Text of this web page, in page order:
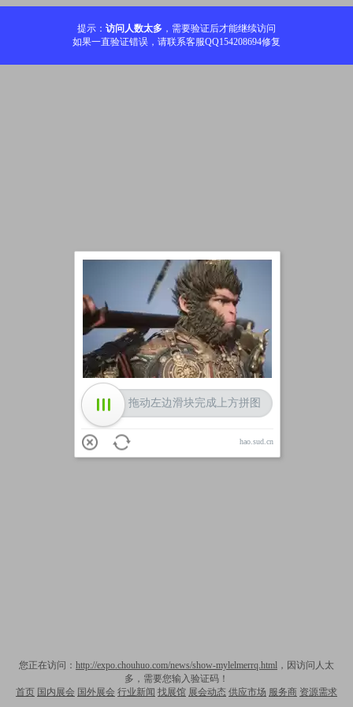
提示： 访问人数太多 ，需要验证后才能继续访问
如果一直验证错误，请联系客服QQ154208694修复
您正在访问： http://expo.chouhuo.com/news/show-mylelmerrq.html ，因访问人太
多，需要您输入验证码！
首页 国内展会 国外展会 行业新闻 找展馆 展会动态 供应市场 服务商 资源需求
加载中
拖动左边滑块完成上方拼图
hao.sud.cn